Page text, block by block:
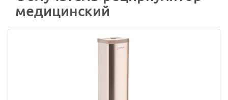
медицинский